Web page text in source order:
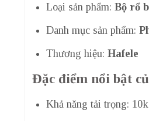
Loại sản phẩm: Bộ rổ
Danh mục sản phẩm:
Thương hiệu: Hafele
Đặc điểm nổi bật
Khả năng tải trọng: